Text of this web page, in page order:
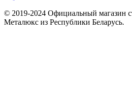
© 2019-2024 Официальный магазин
Металюкс из Республики Беларусь.